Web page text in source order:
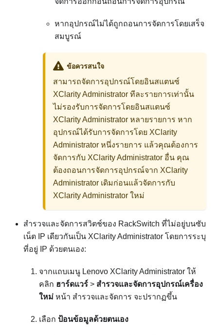
หากอุปกรณ์ไม่ได้ถูกถอนการจัดการโดยเสร็จ
สมบูรณ์
ข้อควรสนใจ
สามารถจัดการอุปกรณ์โดยอินสแตนซ์
XClarity Administrator ทีละรายการเท่านั้น
ไม่รองรับการจัดการโดยอินสแตนซ์
XClarity Administrator หลายรายการ หาก
อุปกรณ์ได้รับการจัดการโดย XClarity
Administrator หนึ่งรายการ แล้วคุณต้องการ
จัดการกับ XClarity Administrator อื่น คุณ
ต้องถอนการจัดการอุปกรณ์จาก XClarity
Administrator เดิมก่อนแล้วจัดการกับ
XClarity Administrator ใหม่
สำรวจและจัดการสวิตช์ของ RackSwitch ที่ไม่อยู่บนซับ
เน็ต IP เดียวกันเป็น XClarity Administrator โดยการระบุ
ที่อยู่ IP ด้วยตนเอง:
จากแถบเมนู Lenovo XClarity Administrator ให้
คลิก ฮาร์ดแวร์ > สำรวจและจัดการอุปกรณ์เครื่อง
ใหม่ หน้า สำรวจและจัดการ จะปรากฏขึ้น
เลือก ป้อนข้อมูลด้วยตนเอง